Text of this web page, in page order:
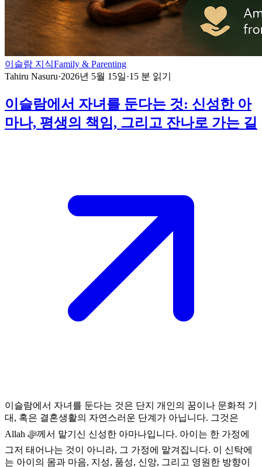
이슬람 지식Family & Parenting
Tahiru Nasuru·2026년 5월 15일·15 분 읽기
이슬람에서 자녀를 둔다는 것: 신성한 아
마나, 평생의 책임, 그리고 잔나로 가는 길
이슬람에서 자녀를 둔다는 것은 단지 개인의 꿈이나 문화적 기
대, 혹은 결혼생활의 자연스러운 단계가 아닙니다. 그것은
Allah ﷻ께서 맡기신 신성한 아마나입니다. 아이는 한 가정에
그저 태어나는 것이 아니라, 그 가정에 맡겨집니다. 이 신탁에
는 아이의 몸과 마음, 지성, 품성, 신앙, 그리고 영원한 방향이